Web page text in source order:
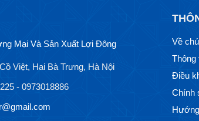
Mại Và Sản Xuất Lợi Đông
Việt, Hai Bà Trưng, Hà Nội
- 0973018886
Về
Thông
Điều
Chính